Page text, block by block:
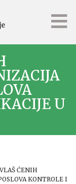
U
ĆENIH
KONTROLE I